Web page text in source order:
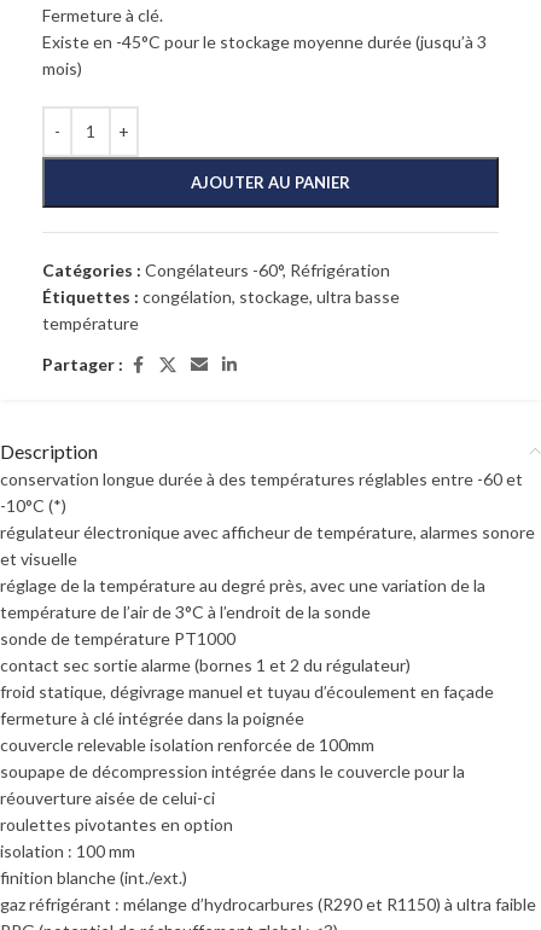
Fermeture à clé.
Existe en -45°C pour le stockage moyenne durée (jusqu’à 3
mois)
AJOUTER AU PANIER
Catégories : Congélateurs -60°, Réfrigération
Étiquettes : congélation, stockage, ultra basse
température
Partager :
Description
conservation longue durée à des températures réglables entre -60 et
-10°C (*)
régulateur électronique avec afficheur de température, alarmes sonore
et visuelle
réglage de la température au degré près, avec une variation de la
température de l’air de 3°C à l’endroit de la sonde
sonde de température PT1000
contact sec sortie alarme (bornes 1 et 2 du régulateur)
froid statique, dégivrage manuel et tuyau d’écoulement en façade
fermeture à clé intégrée dans la poignée
couvercle relevable isolation renforcée de 100mm
soupape de décompression intégrée dans le couvercle pour la
réouverture aisée de celui-ci
roulettes pivotantes en option
isolation : 100 mm
finition blanche (int./ext.)
gaz réfrigérant : mélange d’hydrocarbures (R290 et R1150) à ultra faible